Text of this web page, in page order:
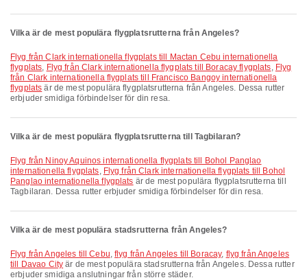
Vilka är de mest populära flygplatsrutterna från Angeles?
Flyg från Clark internationella flygplats till Mactan Cebu internationella
flygplats, Flyg från Clark internationella flygplats till Boracay flygplats, Flyg
från Clark internationella flygplats till Francisco Bangoy internationella
flygplats är de mest populära flygplatsrutterna från Angeles. Dessa rutter
erbjuder smidiga förbindelser för din resa.
Vilka är de mest populära flygplatsrutterna till Tagbilaran?
Flyg från Ninoy Aquinos internationella flygplats till Bohol Panglao
internationella flygplats, Flyg från Clark internationella flygplats till Bohol
Panglao internationella flygplats är de mest populära flygplatsrutterna till
Tagbilaran. Dessa rutter erbjuder smidiga förbindelser för din resa.
Vilka är de mest populära stadsrutterna från Angeles?
flyg från Angeles till Cebu,flyg från Angeles till Boracay, flyg från Angeles
till Davao City är de mest populära stadsrutterna från Angeles. Dessa rutter
erbjuder smidiga anslutningar från större städer.